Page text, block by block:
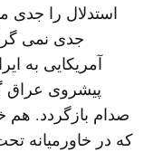
استدلال را جدی
جدی نمی
آمریکایی به
پیشروی
صدام بازگردد. هم
که در خاورمیانه